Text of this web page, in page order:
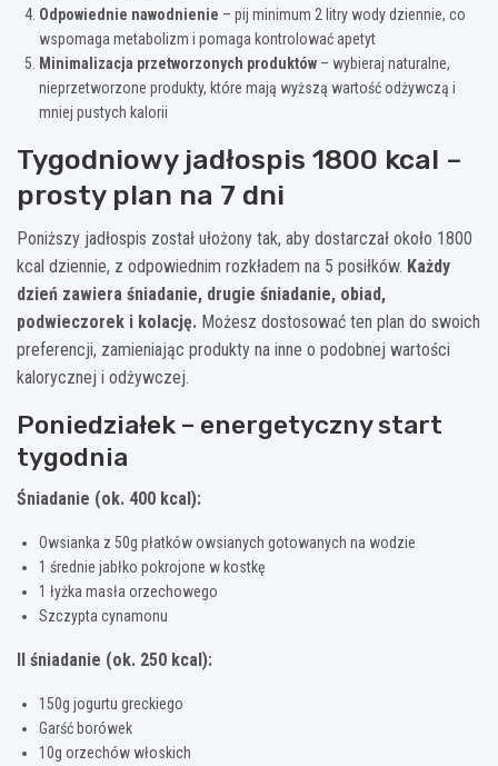
Odpowiednie nawodnienie – pij minimum 2 litry wody dziennie, co
wspomaga metabolizm i pomaga kontrolować apetyt
Minimalizacja przetworzonych produktów – wybieraj naturalne,
nieprzetworzone produkty, które mają wyższą wartość odżywczą i
mniej pustych kalorii
Tygodniowy jadłospis 1800 kcal –
prosty plan na 7 dni
Poniższy jadłospis został ułożony tak, aby dostarczał około 1800
kcal dziennie, z odpowiednim rozkładem na 5 posiłków. Każdy
dzień zawiera śniadanie, drugie śniadanie, obiad,
podwieczorek i kolację. Możesz dostosować ten plan do swoich
preferencji, zamieniając produkty na inne o podobnej wartości
kalorycznej i odżywczej.
Poniedziałek – energetyczny start
tygodnia
Śniadanie (ok. 400 kcal):
Owsianka z 50g płatków owsianych gotowanych na wodzie
1 średnie jabłko pokrojone w kostkę
1 łyżka masła orzechowego
Szczypta cynamonu
II śniadanie (ok. 250 kcal):
150g jogurtu greckiego
Garść borówek
10g orzechów włoskich